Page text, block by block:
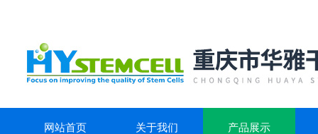
网站首页 关于我们 产品展示